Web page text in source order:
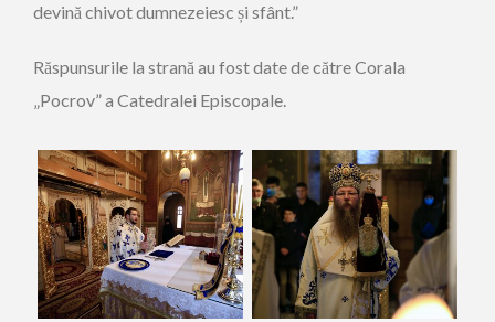
devină chivot dumnezeiesc și sfânt.”
Răspunsurile la strană au fost date de către Corala
„Pocrov” a Catedralei Episcopale.